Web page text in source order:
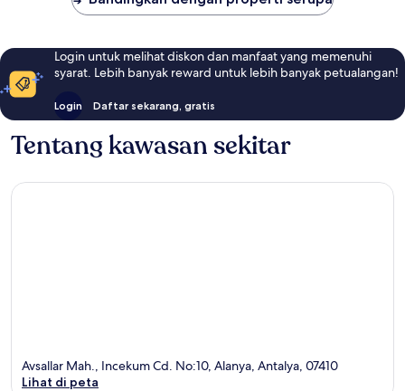
Login untuk melihat diskon dan manfaat yang memenuhi
syarat. Lebih banyak reward untuk lebih banyak petualangan!
Login Daftar sekarang, gratis
Tentang kawasan sekitar
Avsallar Mah., Incekum Cd. No:10, Alanya, Antalya, 07410
Lihat di peta